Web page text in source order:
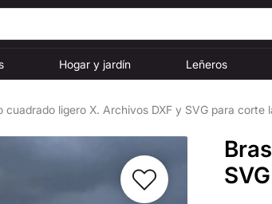
Hogar y jardín Leñeros
cuadrado ligero X. Archivos DXF y SVG para corte